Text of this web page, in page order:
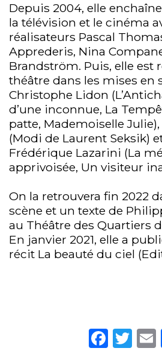
Depuis 2004, elle
la télévision et le cinéma
réalisateurs Pascal
Apprederis, Nina
Brandström. Puis, elle est
théâtre dans les mises en
Christophe Lidon
d’une inconnue, La
patte, Mademoiselle
(Modi de Laurent Seksik)
Frédérique Lazarini (La
apprivoisée, Un visiteur
On la retrouvera fin 2022
scène et un texte de
au Théâtre des Quartiers
En janvier 2021, elle a
récit La beauté du ciel